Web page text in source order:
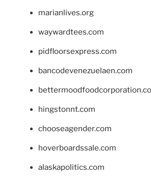
marianlives.org
waywardtees.com
pidfloorsexpress.com
bancodevenezuelaen.com
hingstonnt.com
chooseagender.com
hoverboardssale.com
alaskapolitics.com